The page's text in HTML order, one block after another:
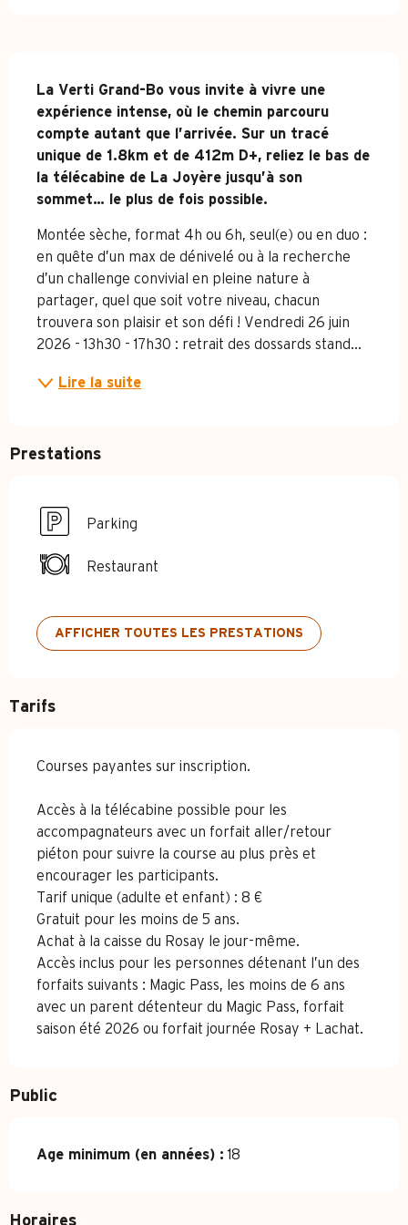
La Verti Grand-Bo vous invite à vivre une
expérience intense, où le chemin parcouru
compte autant que l’arrivée. Sur un tracé
unique de 1.8km et de 412m D+, reliez le bas de
la télécabine de La Joyère jusqu’à son
sommet… le plus de fois possible.
Montée sèche, format 4h ou 6h, seul(e) ou en duo :
en quête d’un max de dénivelé ou à la recherche
d’un challenge convivial en pleine nature à
partager, quel que soit votre niveau, chacun
trouvera son plaisir et son défi ! Vendredi 26 juin
2026 - 13h30 - 17h30 : retrait des dossards stand...
Lire la suite
Prestations
Parking
Restaurant
AFFICHER TOUTES LES PRESTATIONS
Tarifs
Courses payantes sur inscription.
Accès à la télécabine possible pour les
accompagnateurs avec un forfait aller/retour
piéton pour suivre la course au plus près et
encourager les participants.
Tarif unique (adulte et enfant) : 8 €
Gratuit pour les moins de 5 ans.
Achat à la caisse du Rosay le jour-même.
Accès inclus pour les personnes détenant l’un des
forfaits suivants : Magic Pass, les moins de 6 ans
avec un parent détenteur du Magic Pass, forfait
saison été 2026 ou forfait journée Rosay + Lachat.
Public
Age minimum (en années) : 18
Horaires